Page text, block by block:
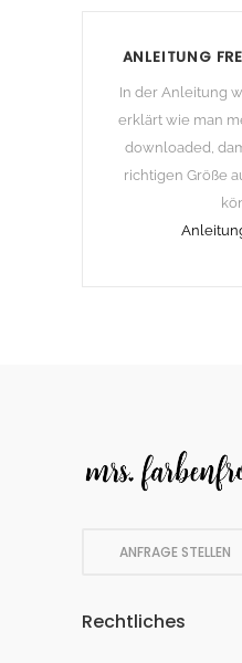
ANLEITUNG
In der Anleitung
erklärt wie man
downloaded,
richtigen Größe
ANFRAGE STELLEN
Rechtliches